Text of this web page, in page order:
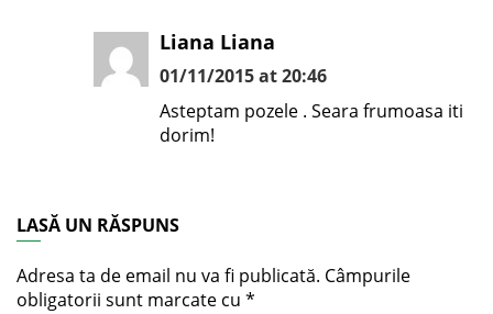
Liana Liana
01/11/2015 at 20:46
Asteptam pozele . Seara frumoasa iti
dorim!
LASĂ UN RĂSPUNS
Adresa ta de email nu va fi publicată. Câmpurile
obligatorii sunt marcate cu *